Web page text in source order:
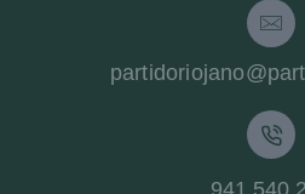
941 540